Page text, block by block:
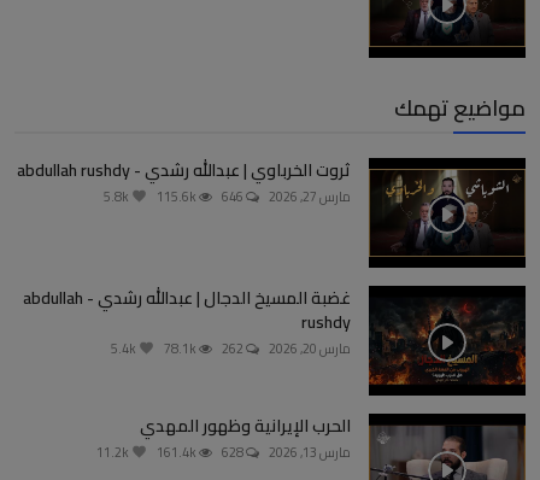
مواضيع تهمك
ثروت الخرباوي | عبدالله رشدي - abdullah rushdy
مارس 27, 2026
غضبة المسيخ الدجال | عبدالله رشدي - abdullah
rushdy
مارس 20, 2026
الحرب الإيرانية وظهور المهدي
مارس 13, 2026